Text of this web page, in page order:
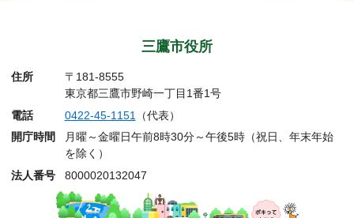
三鷹市役所
住所
〒181-8555
東京都三鷹市野崎一丁目1番1号
電話
0422-45-1151
（代表）
開庁時間
月曜～金曜日午前8時30分～午後5時（祝日、年末年始
を除く）
法人番号
8000020132047